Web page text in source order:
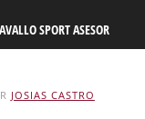
SPORT ASESOR
JOSIAS CASTRO